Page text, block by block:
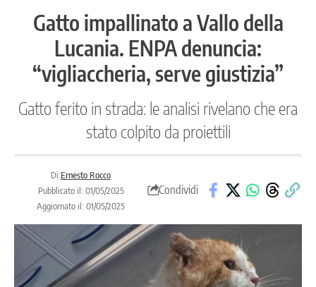
Gatto impallinato a Vallo della
Lucania. ENPA denuncia:
“vigliaccheria, serve giustizia”
Gatto ferito in strada: le analisi rivelano che era
stato colpito da proiettili
Di:Ernesto Rocco
Pubblicato il: 01/05/2025
Aggiornato il: 01/05/2025
Condividi